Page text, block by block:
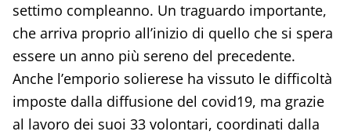
settimo compleanno. Un traguardo importante,
che arriva proprio all’inizio di quello che si spera
essere un anno più sereno del precedente.
Anche l’emporio solierese ha vissuto le difficoltà
imposte dalla diffusione del covid19, ma grazie
al lavoro dei suoi 33 volontari, coordinati dalla